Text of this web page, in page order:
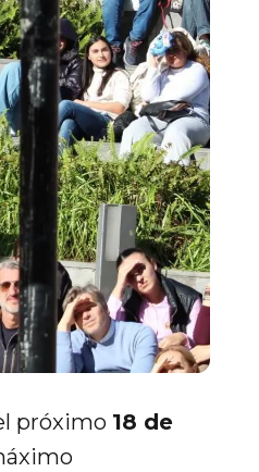
próximo 18 de